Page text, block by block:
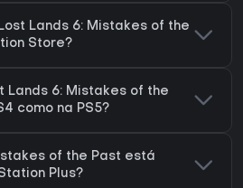
Lands 6: Mistakes of the
Store?
Lands 6: Mistakes of the
como na PS5?
of the Past está
Plus?